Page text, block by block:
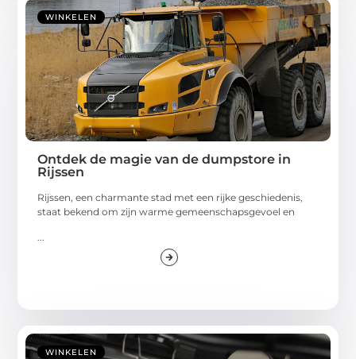
WINKELEN
Ontdek de magie van de dumpstore in
Rijssen
Rijssen, een charmante stad met een rijke geschiedenis,
staat bekend om zijn warme gemeenschapsgevoel en
...
WINKELEN